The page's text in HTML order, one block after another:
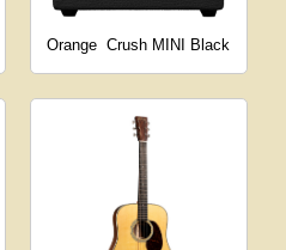
Orange Crush MINI Black